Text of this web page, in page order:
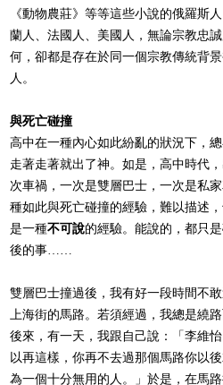
《動物農莊》等等這些小說的俄羅斯
蘭人、法國人、美國人，無論宗教忠
何，卻都是存在於同一個宗教傳統背
人。
與死亡碰撞
高中在一種內心如此紛亂的狀況下，
走著走著就出了神。如是，高中時代
次車禍，一次是雙層巴士，一次是私
種如此與死亡碰撞的經驗，難以描述，
是一種不可說的經驗。能說的，都只
後的事……
雙層巴士撞過後，我有好一段時間不
上海街的馬路。若須經過，我總是繞路
後來，有一天，我跟自己說：「李維
以再這樣，你再不去過那個馬路你以
為一個十分無用的人。」於是，在馬